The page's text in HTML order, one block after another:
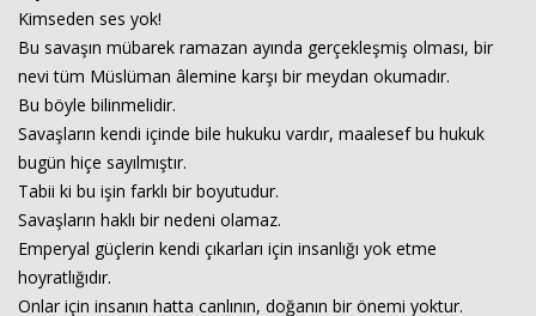
Kimseden ses yok!
Bu savaşın mübarek ramazan ayında gerçekleşmiş olması, bir
nevi tüm Müslüman âlemine karşı bir meydan okumadır.
Bu böyle bilinmelidir.
Savaşların kendi içinde bile hukuku vardır, maalesef bu hukuk
bugün hiçe sayılmıştır.
Tabii ki bu işin farklı bir boyutudur.
Savaşların haklı bir nedeni olamaz.
Emperyal güçlerin kendi çıkarları için insanlığı yok etme
hoyratlığıdır.
Onlar için insanın hatta canlının, doğanın bir önemi yoktur.